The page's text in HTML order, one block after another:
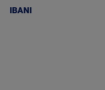
IBANI